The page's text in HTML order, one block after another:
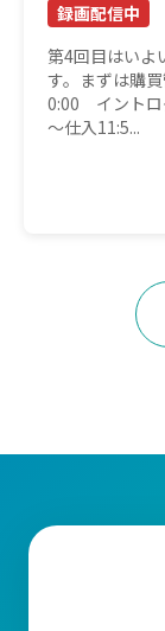
録画配信中
第4回目はいよ
す。まずは購
0:00 イント
～仕入11:5...